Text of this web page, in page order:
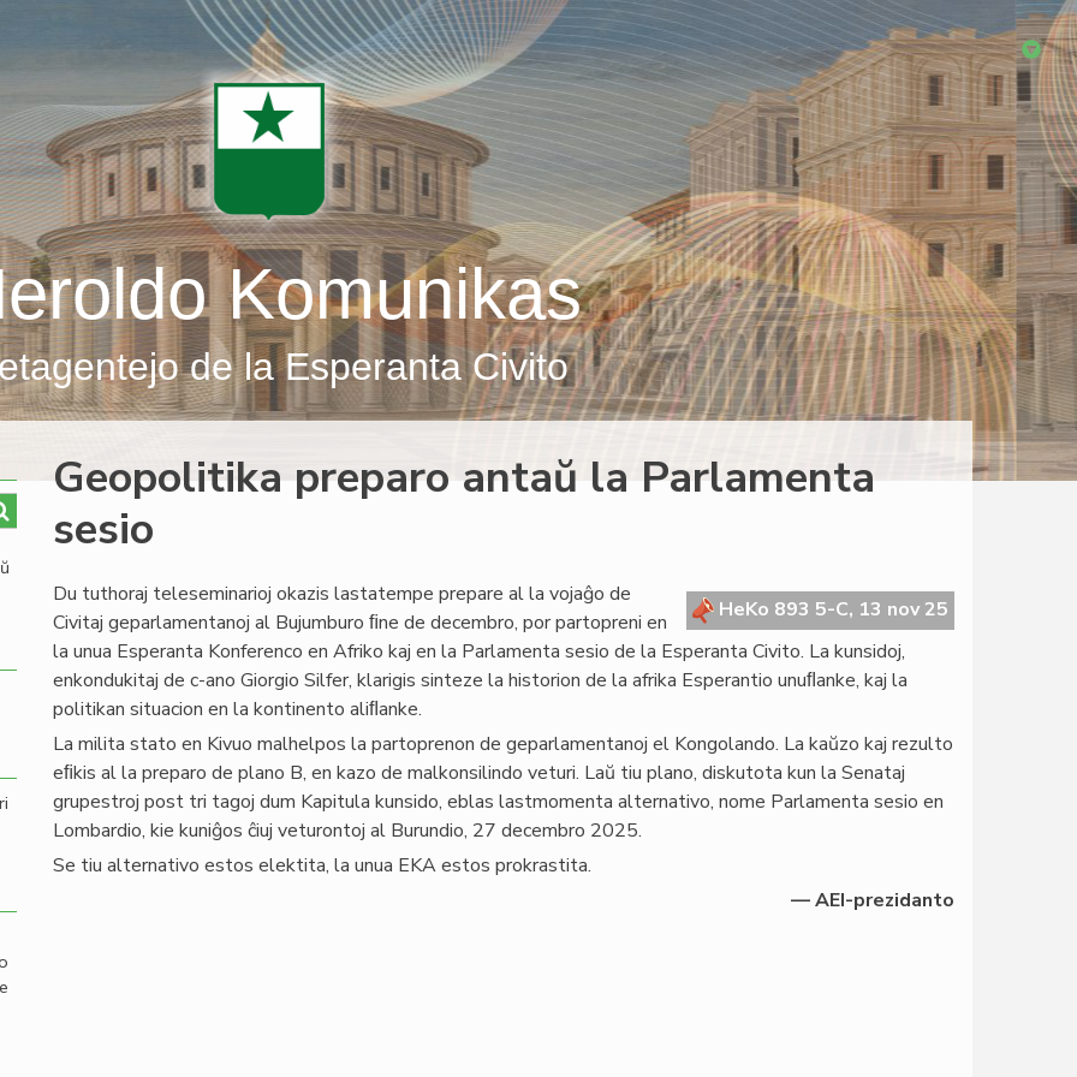
Komunikas
de la Esperanta Civito
Geopolitika preparo antaŭ la Parlamenta
sesio
HeKo 893 5-C, 13 nov 25
Du tuthoraj teleseminarioj okazis lastatempe prepare al la vojaĝo de
Civitaj geparlamentanoj al Bujumburo ﬁne de decembro, por partopreni en
la unua Esperanta Konferenco en Afriko kaj en la Parlamenta sesio de la Esperanta Civito. La kunsidoj,
enkondukitaj de c-ano Giorgio Silfer, klarigis sinteze la historion de la afrika Esperantio unuﬂanke, kaj la
politikan situacion en la kontinento aliﬂanke.
La milita stato en Kivuo malhelpos la partoprenon de geparlamentanoj el Kongolando. La kaŭzo kaj rezulto
eﬁkis al la preparo de plano B, en kazo de malkonsilindo veturi. Laŭ tiu plano, diskutota kun la Senataj
grupestroj post tri tagoj dum Kapitula kunsido, eblas lastmomenta alternativo, nome Parlamenta sesio en
Lombardio, kie kuniĝos ĉiuj veturontoj al Burundio, 27 decembro 2025.
Se tiu alternativo estos elektita, la unua EKA estos prokrastita.
— AEI-prezidanto